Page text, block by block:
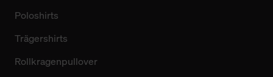
Poloshirts
Trägershirts
Rollkragenpullover